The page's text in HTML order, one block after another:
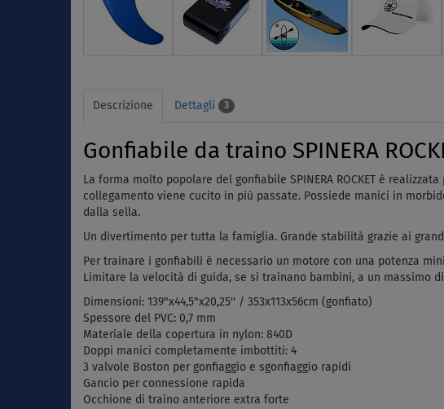
Descrizione Dettagli 3
Gonfiabile da traino SPINERA
La forma molto popolare del gonfiabile SPINERA ROCKET è
collegamento viene cucito in più passate. Possiede manici in
dalla sella.
Un divertimento per tutta la famiglia. Grande stabilità grazie ai
Per trainare i gonfiabili è necessario un motore con una potenza
Limitare la velocità di guida, se si trainano bambini, a un massimo
Dimensioni: 139"x44,5"x20,25'' / 353x113x56cm (gonfiato)
Spessore del PVC: 0,7 mm
Materiale della copertura in nylon: 840D
Doppi manici completamente imbottiti: 4
3 valvole Boston per gonfiaggio e sgonfiaggio rapidi
Gancio per connessione rapida
Occhione di traino anteriore extra forte